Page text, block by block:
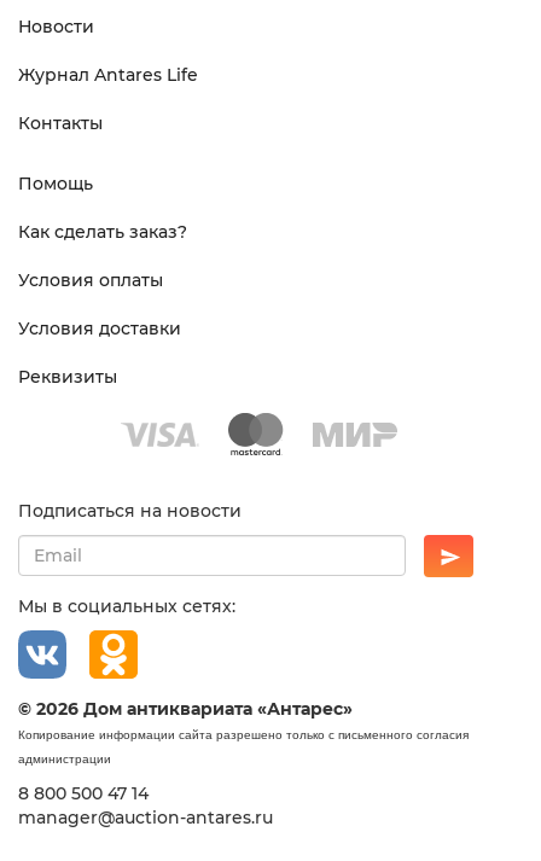
Новости
Журнал Antares Life
Контакты
Помощь
Как сделать заказ?
Условия оплаты
Условия доставки
Реквизиты
Подписаться на новости
Мы в социальных сетях:
© 2026 Дом антиквариата «Антарес»
Копирование информации сайта разрешено только с письменного согласия
администрации
8 800 500 47 14
manager@auction-antares.ru